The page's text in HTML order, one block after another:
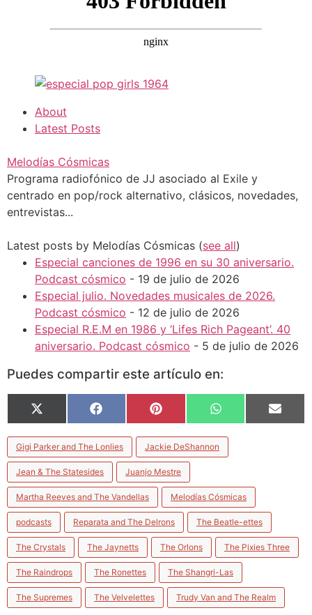
About
Latest Posts
Melodías Cósmicas
Programa radiofónico de JJ asociado al Exile y
centrado en pop/rock alternativo, clásicos, novedades,
entrevistas...
Latest posts by Melodías Cósmicas (see all)
Especial canciones de 1996 en su 30 aniversario.
Podcast cósmico - 19 de julio de 2026
Especial julio. Novedades musicales de 2026.
Podcast cósmico - 12 de julio de 2026
Especial R.E.M en 1986 y ‘Lifes Rich Pageant’. 40
aniversario. Podcast cósmico - 5 de julio de 2026
Puedes compartir este artículo en:
X
(Twitter)
Facebook Pinterest WhatsApp Email
Gigi Parker and The Lonlies Jackie DeShannon
Jean & The Statesides Juanjo Mestre
Martha Reeves and The Vandellas Melodías Cósmicas
podcasts Reparata and The Delrons The Beatle-ettes
The Crystals The Jaynetts The Orlons The Pixies Three
The Raindrops The Ronettes The Shangri-Las
The Supremes The Velvelettes Trudy Van and The Realm